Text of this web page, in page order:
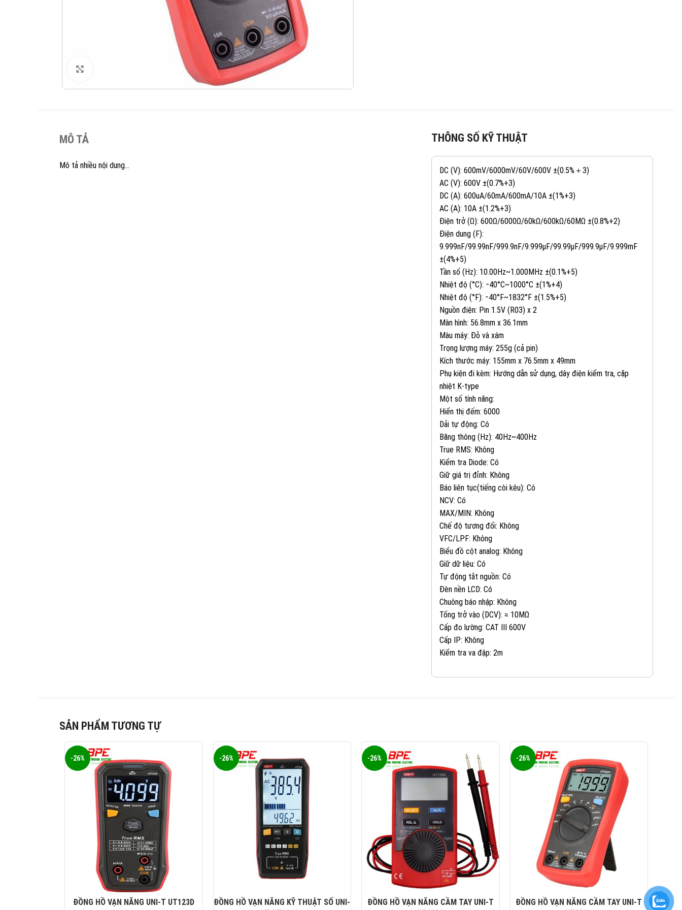
MÔ TẢ
Mô tả nhiều nội dung…
THÔNG SỐ KỸ THUẬT
DC (V): 600mV/6000mV/60V/600V ±(0.5%＋3)
AC (V): 600V ±(0.7%+3)
DC (A): 600uA/60mA/600mA/10A ±(1%+3)
AC (A): 10A ±(1.2%+3)
Điện trở (Ω): 600Ω/6000Ω/60kΩ/600kΩ/60MΩ ±(0.8%+2)
Điện dung (F):
9.999nF/99.99nF/999.9nF/9.999μF/99.99μF/999.9μF/9.999mF
±(4%+5)
Tần số (Hz): 10.00Hz~1.000MHz ±(0.1%+5)
Nhiệt độ (°C): ‒40°C~1000°C ±(1%+4)
Nhiệt độ (°F): ‒40°F~1832°F ±(1.5%+5)
Nguồn điện: Pin 1.5V (R03) x 2
Màn hình: 56.8mm x 36.1mm
Màu máy: Đỏ và xám
Trọng lượng máy: 255g (cả pin)
Kích thước máy: 155mm x 76.5mm x 49mm
Phụ kiện đi kèm: Hướng dẫn sử dụng, dây điện kiểm tra, cặp
nhiệt K-type
Một số tính năng:
Hiển thị đếm: 6000
Dải tự động: Có
Băng thông (Hz): 40Hz~400Hz
True RMS: Không
Kiểm tra Diode: Có
Giữ giá trị đỉnh: Không
Báo liên tục(tiếng còi kêu): Có
NCV: Có
MAX/MIN: Không
Chế độ tương đối: Không
VFC/LPF: Không
Biểu đồ cột analog: Không
Giữ dữ liệu: Có
Tự động tắt nguồn: Có
Đèn nền LCD: Có
Chuông báo nhập: Không
Tổng trở vào (DCV): ≈ 10MΩ
Cấp đo lường: CAT III 600V
Cấp IP: Không
Kiểm tra va đập: 2m
SẢN PHẨM TƯƠNG TỰ
-26%
ĐỒNG HỒ VẠN NĂNG UNI-T UT123D
-26%
ĐỒNG HỒ VẠN NĂNG KỸ THUẬT SỐ UNI-
-26%
ĐỒNG HỒ VẠN NĂNG CẦM TAY UNI-T
-26%
ĐỒNG HỒ VẠN NĂNG CẦM TAY UNI-T
KINH DOANH 1: 082 234 2688